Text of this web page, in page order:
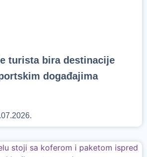
turista bira destinacije
događajima